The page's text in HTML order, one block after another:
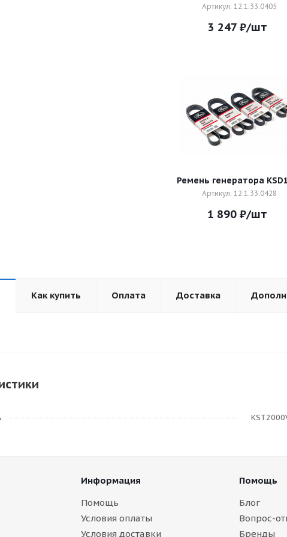
Артикул: 12.1.33.0405
3 247₽/шт
Ремень генератора
Артикул: 12.1.33.0428
1 890 ₽/шт
Как купить Оплата Доставка
Информация
Помощь
Условия оплаты
Условия доставки
Помощь
Блог
Вопрос-
Бренды